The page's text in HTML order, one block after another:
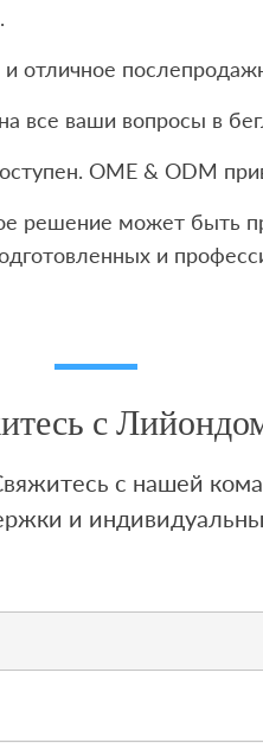
и отличное
все ваши вопросы в
OME & ODM
решение может быть
и
с
с нашей
и